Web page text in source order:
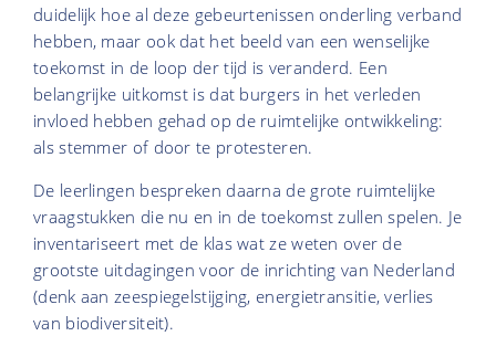
duidelijk hoe al deze gebeurtenissen onderling verband
hebben, maar ook dat het beeld van een wenselijke
toekomst in de loop der tijd is veranderd. Een
belangrijke uitkomst is dat burgers in het verleden
invloed hebben gehad op de ruimtelijke ontwikkeling:
als stemmer of door te protesteren.
De leerlingen bespreken daarna de grote ruimtelijke
vraagstukken die nu en in de toekomst zullen spelen. Je
inventariseert met de klas wat ze weten over de
grootste uitdagingen voor de inrichting van Nederland
(denk aan zeespiegelstijging, energietransitie, verlies
van biodiversiteit).